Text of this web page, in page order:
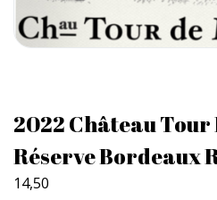
2022 Château
Réserve Bordeaux
14,50